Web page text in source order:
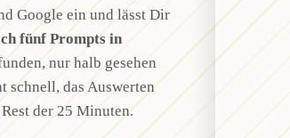
Google ein und lässt Dir
fünf Prompts in
nur halb gesehen
schnell, das Auswerten
der 25 Minuten.